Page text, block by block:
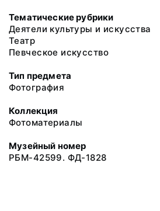
Тематические рубрики
Деятели культуры и искусства
Театр
Певческое искусство
Тип предмета
Фотография
Коллекция
Фотоматериалы
Музейный номер
РБМ-42599. ФД-1828